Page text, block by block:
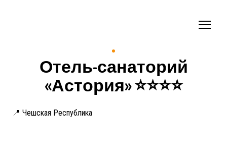
Отель-санаторий
«Астория» ⭐️⭐️⭐️⭐️
📍 Чешская Республика